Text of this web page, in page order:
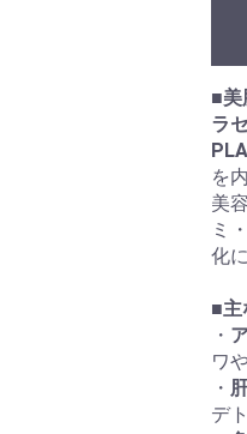
■
ラ
を
美
ミ
化
■主
・
ワ
・
デ